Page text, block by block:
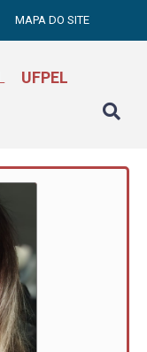
MAPA DO SITE
UFPEL